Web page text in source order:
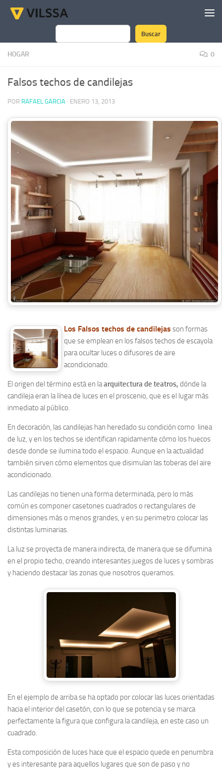
Saltar al contenido
Buscar
Buscar
HOGAR 0
Falsos techos de candilejas
POR RAFAEL GARCIA · ENERO 13, 2013
Los Falsos techos de candilejas son formas
que se emplean en los falsos techos de escayola
para ocultar luces o difusores de aire
acondicionado.
El origen del término está en laarquitectura de teatros, dónde la
candileja eran la línea de luces en el proscenio, que es el lugar más
inmediato al público.
En decoración, las candilejas han heredado su condición como linea
de luz, y en los techos se identifican rapidamente cómo los huecos
desde donde se ilumina todo el espacio. Aunque en la actualidad
también sirven cómo elementos que disimulan las toberas del aire
acondicionado.
Las candilejas no tienen una forma determinada, pero lo más
común es componer casetones cuadrados o rectangulares de
dimensiones más o menos grandes, y en su perimetro colocar las
distintas luminarias.
La luz se proyecta de manera indirecta, de manera que se difumina
en el propio techo, creando interesantes juegos de luces y sombras
y haciendo destacar las zonas que nosotros queramos.
En el ejemplo de arriba se ha optado por colocar las luces orientadas
hacia el interior del casetón, con lo que se potencia y se marca
perfectamente la figura que configura la candileja, en este caso un
cuadrado.
Esta composición de luces hace que el espacio quede en penumbra
y es interesante para aquellos lugares que son de paso y no